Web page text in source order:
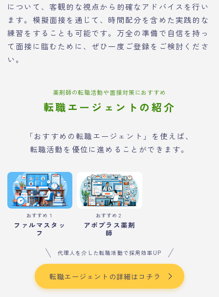
について、客観的な視点から的確なアドバイスを行い
ます。模擬面接を通じて、時間配分を含めた実践的な
練習をすることも可能です。万全の準備で自信を持っ
て面接に臨むために、ぜひ一度ご登録をご検討くださ
い。
薬剤師の転職活動や面接対策におすすめ
転職エージェントの紹介
「おすすめの転職エージェント」を使えば、
転職活動を優位に進めることができます。
おすすめ１
ファルマスタッ
フ
おすすめ２
アポプラス薬剤
師
代理人を介した転職活動で採用効率UP
転職エージェントの詳細はコチラ